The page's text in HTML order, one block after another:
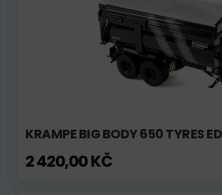
KRAMPE BIG BODY 650 TYRES
2 420,00 KČ